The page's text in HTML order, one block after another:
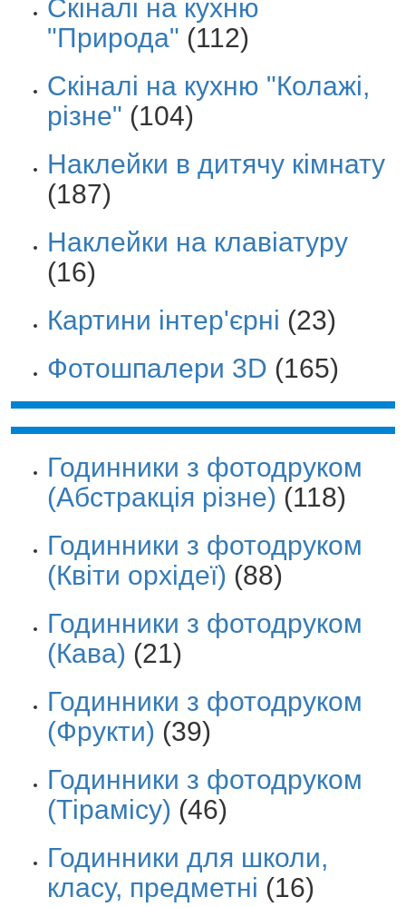
Скіналі на кухню
"Природа" (112)
Скіналі на кухню "Колажі,
різне" (104)
Наклейки в дитячу кімнату
(187)
Наклейки на клавіатуру
(16)
Картини інтер'єрні (23)
Фотошпалери 3D (165)
Годинники з фотодруком
(Абстракція різне) (118)
Годинники з фотодруком
(Квіти орхідеї) (88)
Годинники з фотодруком
(Кава) (21)
Годинники з фотодруком
(Фрукти) (39)
Годинники з фотодруком
(Тірамісу) (46)
Годинники для школи,
класу, предметні (16)